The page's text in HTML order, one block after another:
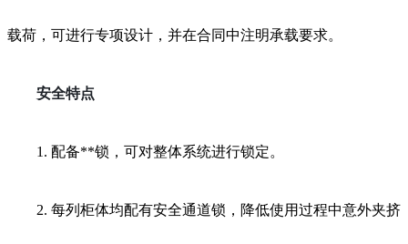
载荷，可进行专项设计，并在合同中注明承载要求。
安全特点
1. 配备**锁，可对整体系统进行锁定。
2. 每列柜体均配有安全通道锁，降低使用过程中意外夹挤